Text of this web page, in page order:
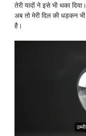
तेरी यादों ने इसे भी थका दिया।
अब तो मेरी दिल की धड़कन भी
है।